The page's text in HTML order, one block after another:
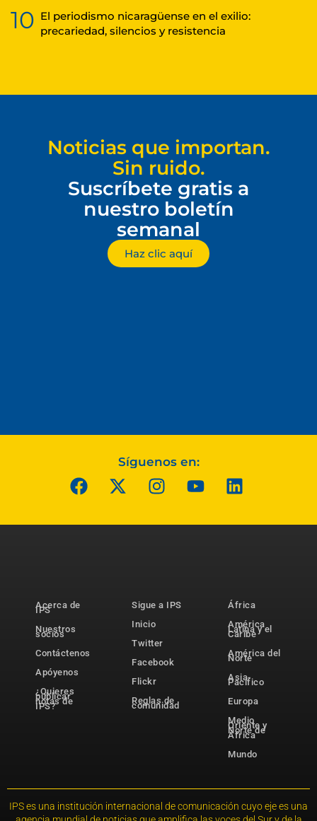
10 El periodismo nicaragüense en el exilio:
precariedad, silencios y resistencia
Noticias que importan.
Sin ruido.
Suscríbete gratis a
nuestro boletín
semanal
Haz clic aquí
Síguenos en:
Acerca de
IPS
Nuestros
socios
Contáctenos
Apóyenos
¿Quieres
publicar
notas de
IPS?
Sigue a IPS
Inicio
Twitter
Facebook
Flickr
Reglas de
comunidad
África
América
Latina y el
Caribe
América del
Norte
Asia-
Pacífico
Europa
Medio
Oriente y
Norte de
África
Mundo
IPS es una institución internacional de comunicación cuyo eje es una